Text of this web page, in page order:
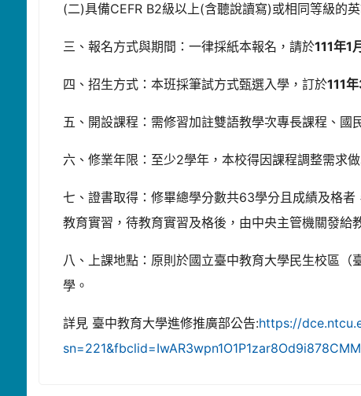
(二)具備CEFR B2級以上(含聽說讀寫)或相同等級的英
三、報名方式與期間：一律採紙本報名，請於111年1
四、招生方式：本班採筆試方式甄選入學，訂於111
五、開設課程：需修習加註雙語教學次專長課程、
六、修業年限：至少2學年，本校得因課程調整需求
七、證書取得：修畢總學分數共63學分且成績及格
教育實習，待教育實習及格後，由中央主管機關發給
八、上課地點：原則於國立臺中教育大學民生校區
學。
詳見 臺中教育大學進修推廣部公告:https://